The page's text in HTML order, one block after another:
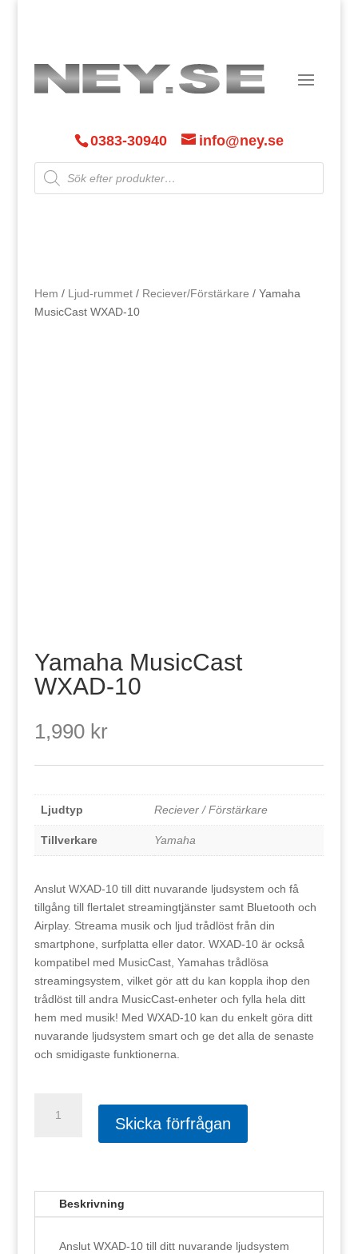
0383-30940 info@ney.se
Products
search
Hem / Ljud-rummet/ Reciever/Förstärkare / Yamaha
MusicCast WXAD-10
Yamaha MusicCast
WXAD-10
1,990 kr
Ljudtyp Reciever / Förstärkare
Tillverkare Yamaha
Anslut WXAD-10 till ditt nuvarande ljudsystem och få
tillgång till flertalet streamingtjänster samt Bluetooth och
Airplay. Streama musik och ljud trådlöst från din
smartphone, surfplatta eller dator. WXAD-10 är också
kompatibel med MusicCast, Yamahas trådlösa
streamingsystem, vilket gör att du kan koppla ihop den
trådlöst till andra MusicCast-enheter och fylla hela ditt
hem med musik! Med WXAD-10 kan du enkelt göra ditt
nuvarande ljudsystem smart och ge det alla de senaste
och smidigaste funktionerna.
MusicCast
Skicka förfrågan
Beskrivning
Anslut WXAD-10 till ditt nuvarande ljudsystem